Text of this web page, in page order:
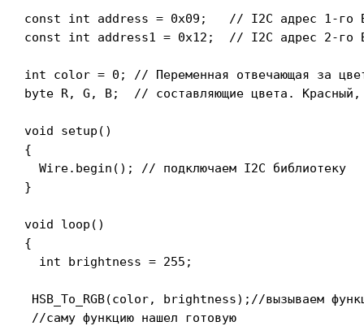
const int address = 0x09;   // I2C адрес 1-го
const int address1 = 0x12;  // I2C адрес 2-го
int color = 0; // Переменная отвечающая за цвет
byte R, G, B;  // составляющие цвета. Красный,
void setup()
{
  Wire.begin(); // подключаем I2C библиотеку
}
void loop()
{
  int brightness = 255;
HSB_To_RGB(color, brightness);//вызываем
//саму функцию нашел готовую